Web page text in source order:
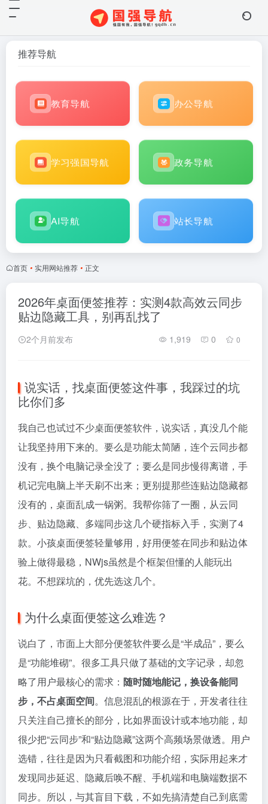
推荐导航
教育导航 办公导航
学习强国导航 政务导航
AI导航 站长导航
首页 • 实用网站推荐 • 正文
2026年桌面便签推荐：实测4款高效云同步
贴边隐藏工具，别再乱找了
2个月前发布 1,919 0 0
说实话，找桌面便签这件事，我踩过的坑
比你们多
我自己也试过不少桌面便签软件，说实话，真没几个能
让我坚持用下来的。要么是功能太简陋，连个云同步都
没有，换个电脑记录全没了；要么是同步慢得离谱，手
机记完电脑上半天刷不出来；更别提那些连贴边隐藏都
没有的，桌面乱成一锅粥。我帮你筛了一圈，从云同
步、贴边隐藏、多端同步这几个硬指标入手，实测了4
款。小孩桌面便签轻量够用，好用便签在同步和贴边体
验上做得最稳，NWjs虽然是个框架但懂的人能玩出
花。不想踩坑的，优先选这几个。
为什么桌面便签这么难选？
说白了，市面上大部分便签软件要么是“半成品”，要么
是“功能堆砌”。很多工具只做了基础的文字记录，却忽
略了用户最核心的需求： 随时随地能记，换设备能同
步，不占桌面空间。信息混乱的根源在于，开发者往往
只关注自己擅长的部分，比如界面设计或本地功能，却
很少把“云同步”和“贴边隐藏”这两个高频场景做透。用户
选错，往往是因为只看截图和功能介绍，实际用起来才
发现同步延迟、隐藏后唤不醒、手机端和电脑端数据不
同步。所以，与其盲目下载，不如先搞清楚自己到底需